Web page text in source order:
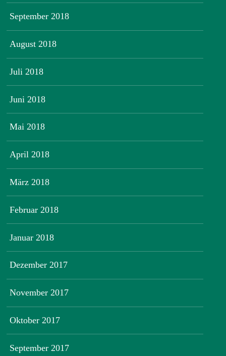
September 2018
August 2018
Juli 2018
Juni 2018
Mai 2018
April 2018
März 2018
Februar 2018
Januar 2018
Dezember 2017
November 2017
Oktober 2017
September 2017